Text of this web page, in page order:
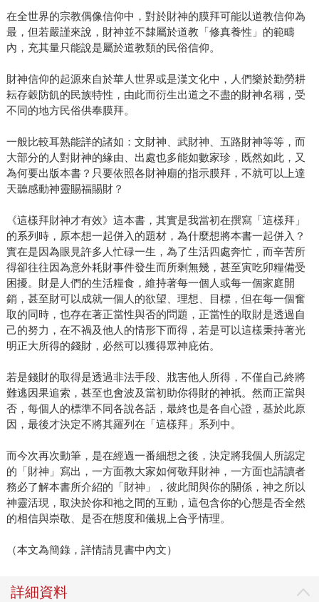
在全世界的宗教偶像信仰中，對於財神的膜拜可能以道教信仰為
最，但若嚴謹來說，財神並不隸屬於道教「修真養性」的範疇
內，充其量只能說是屬於道教類的民俗信仰。
財神信仰的起源來自於華人世界或是漢文化中，人們樂於勤勞耕
耘存穀防飢的民族特性，由此而衍生出道之不盡的財神名稱，受
不同的地方民俗供奉膜拜。
一般比較耳熟能詳的諸如：文財神、武財神、五路財神等等，而
大部分的人對財神的緣由、出處也多能如數家珍，既然如此，又
為何要出版本書？只要依照各財神廟的指示膜拜，不就可以上達
天聽感動神靈賜福賜財？
《這樣拜財神才有效》這本書，其實是我當初在撰寫「這樣拜」
的系列時，原本想一起併入的題材，為什麼想將本書一起併入？
實在是因為眼見許多人忙碌一生，為了生活四處奔忙，而辛苦所
得卻往往因為意外耗財事件發生而所剩無幾，甚至寅吃卯糧備受
困擾。財是人們的生活糧食，維持著每一個人或每一個家庭開
銷，甚至財可以成就一個人的欲望、理想、目標，但在每一個奮
取的同時，也存在著正當性與否的問題，正當性的取財是透過自
己的努力，在不禍及他人的情形下而得，若是可以這樣秉持著光
明正大所得的錢財，必然可以獲得眾神庇佑。
若是錢財的取得是透過非法手段、戕害他人所得，不僅自己終將
難逃因果追索，甚至也會波及當初助你得財的神祇。然而正當與
否，每個人的標準不同各說各話，最終也是各自心證，基於此原
因，最後才決定不將其羅列在「這樣拜」系列中。
而今次再次動筆，是在經過一番細想之後，決定將我個人所認定
的「財神」寫出，一方面教大家如何敬拜財神，一方面也請讀者
務必了解本書所介紹的「財神」，彼此間與你的關係，神之所以
神靈活現，取決於你和祂之間的互動，這包含你的心態是否全然
的相信與崇敬、是否在態度和儀規上合乎情理。
（本文為簡錄，詳情請見書中內文）
詳細資料